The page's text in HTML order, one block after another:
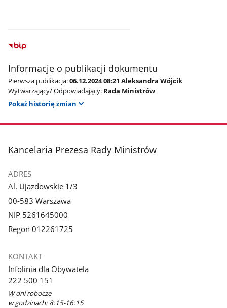
Informacje o publikacji dokumentu
Pierwsza publikacja:06.12.2024 08:21 Aleksandra Wójcik
Wytwarzający/ Odpowiadający: Rada Ministrów
Pokaż historię zmian
stopka
Kancelaria Prezesa Rady Ministrów
ADRES
Al. Ujazdowskie 1/3
00-583 Warszawa
NIP 5261645000
Regon 012261725
KONTAKT
Infolinia dla Obywatela
222 500 151
W dni robocze
w godzinach: 8:15-16:15